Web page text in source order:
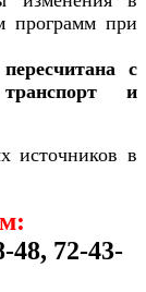
программ при
с
и
источников в
48, 72-43-